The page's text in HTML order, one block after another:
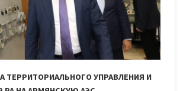
ТЕРРИТОРИАЛЬНОГО УПРАВЛЕНИЯ И